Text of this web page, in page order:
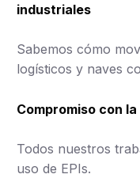
industriales
Sabemos cómo
logísticos y naves
Compromiso con
Todos nuestros
uso de EPIs.